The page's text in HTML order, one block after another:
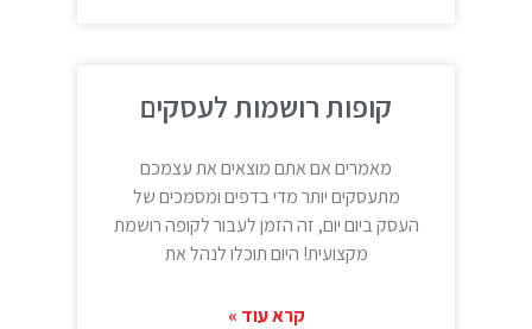
קופות רושמות לעסקים
מאמרים אם אתם מוצאים את עצמכם
מתעסקים יותר מדי בדפים ומסמכים של
העסק ביום יום, זה הזמן לעבור לקופה רושמת
מקצועית! היום תוכלו לנהל את
קרא עוד »